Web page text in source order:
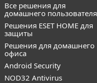
Все решения для
домашнего пользователя
Решения ESET HOME для
защиты
Решения для домашнего
офиса
Android Security
NOD32 Antivirus